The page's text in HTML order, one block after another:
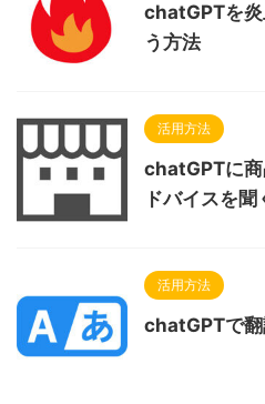
chatGPTを炎
う方法
活用方法
chatGPTに商
ドバイスを聞
活用方法
chatGPTで翻